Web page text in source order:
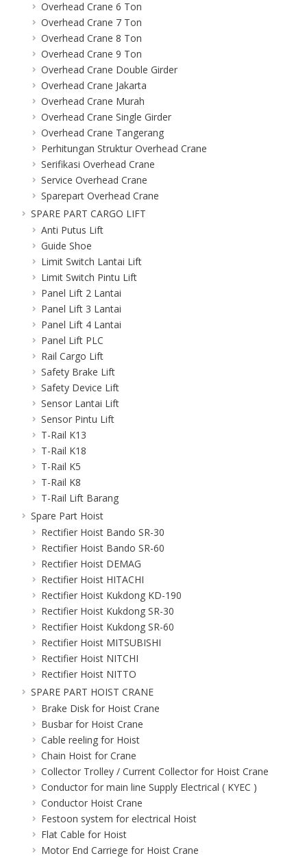
Overhead Crane 6 Ton
Overhead Crane 7 Ton
Overhead Crane 8 Ton
Overhead Crane 9 Ton
Overhead Crane Double Girder
Overhead Crane Jakarta
Overhead Crane Murah
Overhead Crane Single Girder
Overhead Crane Tangerang
Perhitungan Struktur Overhead Crane
Serifikasi Overhead Crane
Service Overhead Crane
Sparepart Overhead Crane
SPARE PART CARGO LIFT
Anti Putus Lift
Guide Shoe
Limit Switch Lantai Lift
Limit Switch Pintu Lift
Panel Lift 2 Lantai
Panel Lift 3 Lantai
Panel Lift 4 Lantai
Panel Lift PLC
Rail Cargo Lift
Safety Brake Lift
Safety Device Lift
Sensor Lantai Lift
Sensor Pintu Lift
T-Rail K13
T-Rail K18
T-Rail K5
T-Rail K8
T-Rail Lift Barang
Spare Part Hoist
Rectifier Hoist Bando SR-30
Rectifier Hoist Bando SR-60
Rectifier Hoist DEMAG
Rectifier Hoist HITACHI
Rectifier Hoist Kukdong KD-190
Rectifier Hoist Kukdong SR-30
Rectifier Hoist Kukdong SR-60
Rectifier Hoist MITSUBISHI
Rectifier Hoist NITCHI
Rectifier Hoist NITTO
SPARE PART HOIST CRANE
Brake Disk for Hoist Crane
Busbar for Hoist Crane
Cable reeling for Hoist
Chain Hoist for Crane
Collector Trolley / Current Collector for Hoist Crane
Conductor for main line Supply Electrical ( KYEC )
Conductor Hoist Crane
Festoon system for electrical Hoist
Flat Cable for Hoist
Motor End Carriege for Hoist Crane